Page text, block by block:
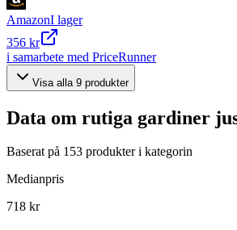
AmazonI lager
356 kr
i samarbete med PriceRunner
Visa alla 9 produkter
Data om rutiga gardiner
Baserat på 153 produkter i kategorin
Medianpris
718 kr